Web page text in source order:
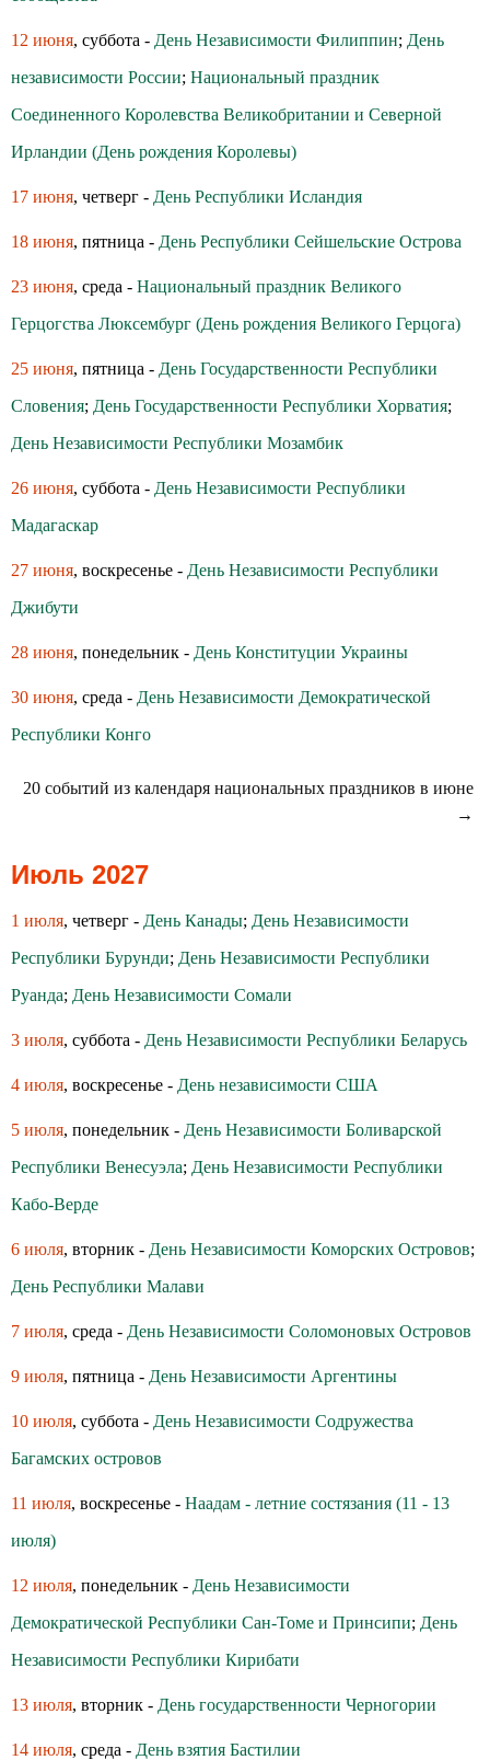
12 июня, суббота - День Независимости Филиппин; День
независимости России; Национальный праздник
Соединенного Королевства Великобритании и Северной
Ирландии (День рождения Королевы)
17 июня, четверг - День Республики Исландия
18 июня, пятница - День Республики Сейшельские Острова
23 июня, среда - Национальный праздник Великого
Герцогства Люксембург (День рождения Великого Герцога)
25 июня, пятница - День Государственности Республики
Словения; День Государственности Республики Хорватия;
День Независимости Республики Мозамбик
26 июня, суббота - День Независимости Республики
Мадагаскар
27 июня, воскресенье - День Независимости Республики
Джибути
28 июня, понедельник - День Конституции Украины
30 июня, среда - День Независимости Демократической
Республики Конго
20 событий из календаря национальных праздников в июне
→
Июль 2027
1 июля, четверг - День Канады; День Независимости
Республики Бурунди; День Независимости Республики
Руанда; День Независимости Сомали
3 июля, суббота - День Независимости Республики Беларусь
4 июля, воскресенье - День независимости США
5 июля, понедельник - День Независимости Боливарской
Республики Венесуэла; День Независимости Республики
Кабо-Верде
6 июля, вторник - День Независимости Коморских Островов;
День Республики Малави
7 июля, среда - День Независимости Соломоновых Островов
9 июля, пятница - День Независимости Аргентины
10 июля, суббота - День Независимости Содружества
Багамских островов
11 июля, воскресенье - Наадам - летние состязания (11 - 13
июля)
12 июля, понедельник - День Независимости
Демократической Республики Сан-Томе и Принсипи; День
Независимости Республики Кирибати
13 июля, вторник - День государственности Черногории
14 июля, среда - День взятия Бастилии